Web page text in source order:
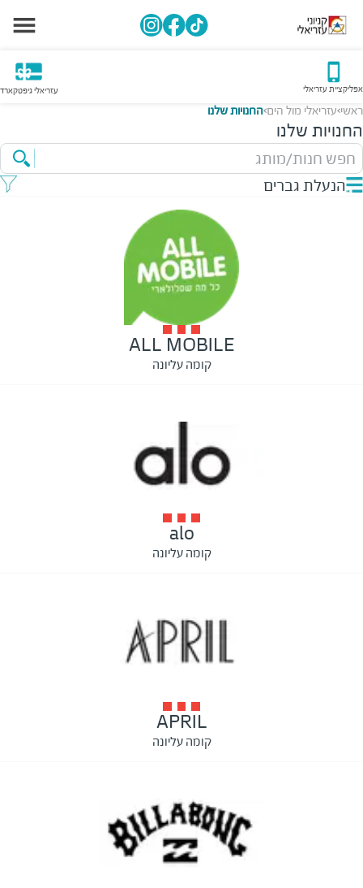
אפליקציית עזריאלי עזריאלי גיפטקארד
ראשי>עזריאלי מול הים>החנויות שלנו
החנויות שלנו
חפש חנות/מותג
הנעלת גברים
ALL MOBILE
קומה עליונה
alo
קומה עליונה
APRIL
קומה עליונה